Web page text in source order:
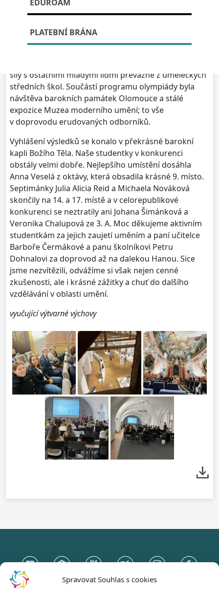
Spravovat Souhlas s cookies
EDUROAM
PLATEBNÍ BRÁNA
Katedra dějin umění v Olomouci uspořádala 20. října
síly s ostatními mladými lidmi převážně z uměleckých
středních škol.Součástí programu olympiády byla
návštěva barokních památek Olomouce a stálé
expozice Muzea moderního umění; to vše
v doprovodu erudovaných odborníků.
Vyhlášení výsledků se konalo v překrásné barokní
kapli Božího Těla. Naše studentky v konkurenci
obstály velmi dobře. Nejlepšího umístění dosáhla
Anna Veselá z oktávy, která obsadila krásné 9. místo.
Septimánky Julia Alicia Reid a Michaela Nováková
skončily na 14. a 17. místě a v celorepublikové
konkurenci se neztratily ani Johana Šimánková a
Veronika Chalupová ze 3. A. Moc děkujeme aktivním
studentkám za jejich zaujetí uměním a paní učitelce
Barboře Čermákové a panu školníkovi Petru
Dohnalovi za doprovod až na dalekou Hanou. Sice
jsme nezvítězili, odvážíme si však nejen cenné
zkušenosti, ale i krásné zážitky a chuť do dalšího
vzdělávání v oblasti umění.
vyučující výtvarné výchovy